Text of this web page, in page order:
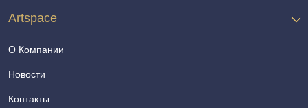
Artspace
О Компании
Новости
Контакты